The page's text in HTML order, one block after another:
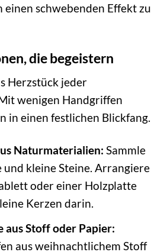
einen schwebenden Effekt zu
die begeistern
Herzstück jeder
wenigen Handgriffen
in einen festlichen Blickfang.
Naturmaterialien: Sammle
und kleine Steine. Arrangiere
oder einer Holzplatte
Kerzen darin.
aus Stoff oder Papier:
aus weihnachtlichem Stoff